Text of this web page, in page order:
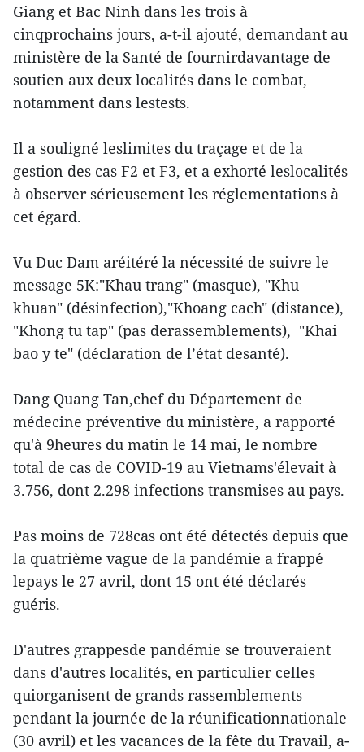
Giang et Bac Ninh dans les trois à
cinqprochains jours, a-t-il ajouté, demandant au
ministère de la Santé de fournirdavantage de
soutien aux deux localités dans le combat,
notamment dans lestests.
Il a souligné leslimites du traçage et de la
gestion des cas F2 et F3, et a exhorté leslocalités
à observer sérieusement les réglementations à
cet égard.
Vu Duc Dam aréitéré la nécessité de suivre le
message 5K:"Khau trang" (masque), "Khu
khuan" (désinfection),"Khoang cach" (distance),
"Khong tu tap" (pas derassemblements), "Khai
bao y te" (déclaration de l’état desanté).
Dang Quang Tan,chef du Département de
médecine préventive du ministère, a rapporté
qu'à 9heures du matin le 14 mai, le nombre
total de cas de COVID-19 au Vietnams'élevait à
3.756, dont 2.298 infections transmises au pays.
Pas moins de 728cas ont été détectés depuis que
la quatrième vague de la pandémie a frappé
lepays le 27 avril, dont 15 ont été déclarés
guéris.
D'autres grappesde pandémie se trouveraient
dans d'autres localités, en particulier celles
quiorganisent de grands rassemblements
pendant la journée de la réunificationnationale
(30 avril) et les vacances de la fête du Travail, a-